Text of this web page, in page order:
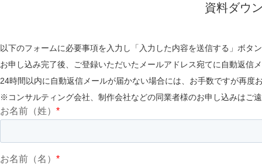
資料ダウ
以下のフォームに必要事項を入力し「入力した内容を送信する」ボタ
お申し込み完了後、ご登録いただいたメールアドレス宛てに自動返信
24時間以内に自動返信メールが届かない場合には、お手数ですが再度
※コンサルティング会社、制作会社などの同業者様のお申し込みはご